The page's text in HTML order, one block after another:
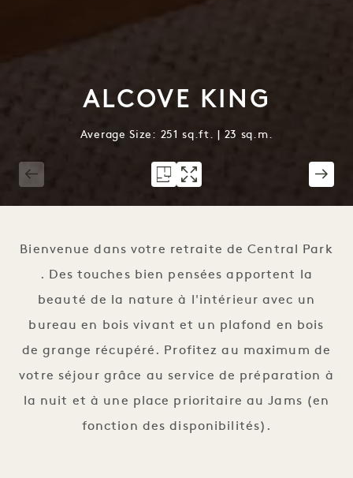
ALCOVE KING
Average Size: 251 sq.ft. | 23 sq.m.
Bienvenue dans votre retraite de Central Park
. Des touches bien pensées apportent la
beauté de la nature à l'intérieur avec un
bureau en bois vivant et un plafond en bois
de grange récupéré. Profitez au maximum de
votre séjour grâce au service de préparation à
la nuit et à une place prioritaire au Jams (en
fonction des disponibilités).